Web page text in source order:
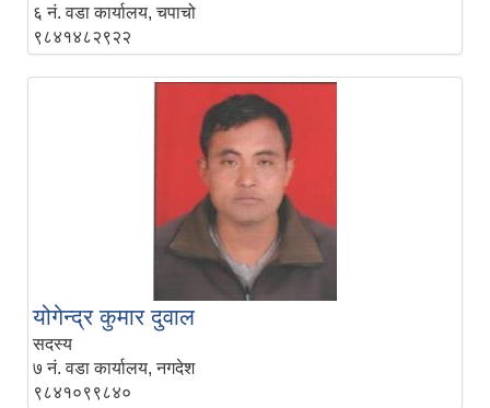
६ नं. वडा कार्यालय, चपाचो
९८४१४८२९२२
योगेन्द्र कुमार दुवाल
सदस्य
७ नं. वडा कार्यालय, नगदेश
९८४१०९९८४०